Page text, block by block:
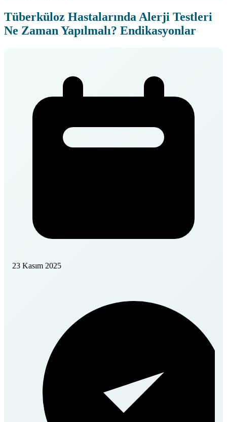
Tüberküloz Hastalarında Alerji Testleri
Ne Zaman Yapılmalı? Endikasyonlar
23 Kasım 2025